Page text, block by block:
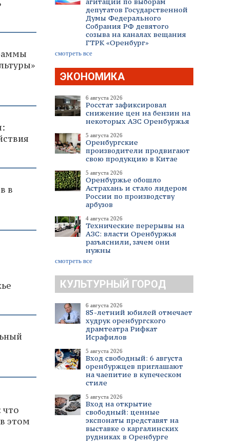
депутатов Государственной
Думы Федерального
Собрания РФ девятого
созыва на каналах вещания
ГТРК «Оренбург»
смотреть все
ЭКОНОМИКА
6 августа 2026
Росстат зафиксировал
снижение цен на бензин на
некоторых АЗС Оренбуржья
5 августа 2026
Оренбургские
производители продвигают
свою продукцию в Китае
5 августа 2026
Оренбуржье обошло
Астрахань и стало лидером
России по производству
арбузов
4 августа 2026
Технические перерывы на
АЗС: власти Оренбуржья
разъяснили, зачем они
нужны
смотреть все
КУЛЬТУРНЫЙ ГОРОД
6 августа 2026
85-летний юбилей отмечает
худрук оренбургского
драмтеатра Рифкат
Исрафилов
5 августа 2026
Вход свободный: 6 августа
оренбуржцев приглашают
на чаепитие в купеческом
стиле
5 августа 2026
Вход на открытие
свободный: ценные
экспонаты представят на
выставке о каргалинских
рудниках в Оренбурге
в
что
этом